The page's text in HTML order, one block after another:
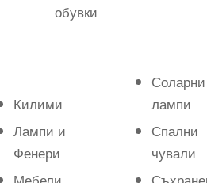
обувки
Килими
Лампи и
Фенери
Соларни
лампи
Спални
чували